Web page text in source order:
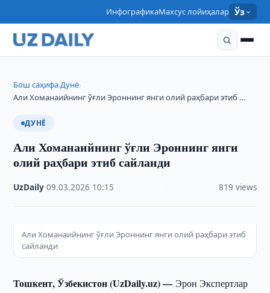
ИнфографикаМахсус лойиҳалар Ўз
Бош саҳифа›Дунё›
Али Хоманаийнинг ўғли Эроннинг янги олий раҳбари этиб …
ДУНЁ
Али Хоманаийнинг ўғли Эроннинг янги
олий раҳбари этиб сайланди
UzDaily ·09.03.2026 10:15 819 views
Али Хоманаийнинг ўғли Эроннинг янги олий раҳбари этиб
сайланди
Тошкент, Ўзбекистон (UzDaily.uz) — Эрон Экспертлар